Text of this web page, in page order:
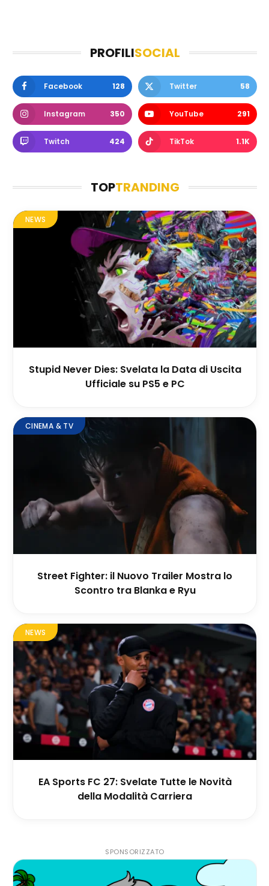
PROFILISOCIAL
Facebook 128 Twitter 58
Instagram 350 YouTube 291
Twitch 424 TikTok 1.1K
TOPTRANDING
NEWS
Stupid Never Dies: Svelata la Data di Uscita
Ufficiale su PS5 e PC
CINEMA & TV
Street Fighter: il Nuovo Trailer Mostra lo
Scontro tra Blanka e Ryu
NEWS
EA Sports FC 27: Svelate Tutte le Novità
della Modalità Carriera
SPONSORIZZATO